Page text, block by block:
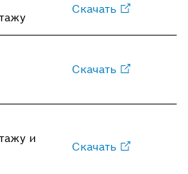
Скачать
Скачать
и
Скачать